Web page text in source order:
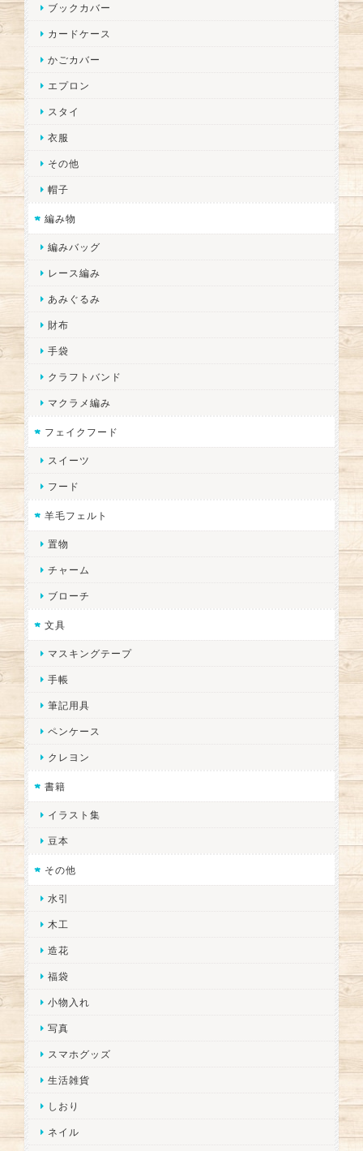
ブックカバー
カードケース
かごカバー
エプロン
スタイ
衣服
その他
帽子
編み物
編みバッグ
レース編み
あみぐるみ
財布
手袋
クラフトバンド
マクラメ編み
フェイクフード
スイーツ
フード
羊毛フェルト
置物
チャーム
ブローチ
文具
マスキングテープ
手帳
筆記用具
ペンケース
クレヨン
書籍
イラスト集
豆本
その他
水引
木工
造花
福袋
小物入れ
写真
スマホグッズ
生活雑貨
しおり
ネイル